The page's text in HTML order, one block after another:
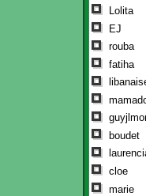
Lolita
EJ
rouba
fatiha
boudet
cloe
marie